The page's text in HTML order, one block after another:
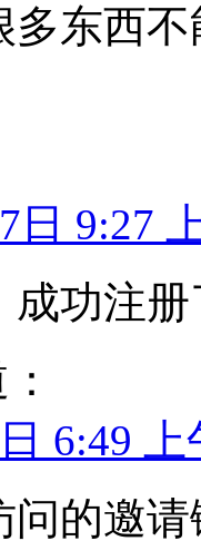
多东西
日 9:27
成功注册
6:49 上
问的邀